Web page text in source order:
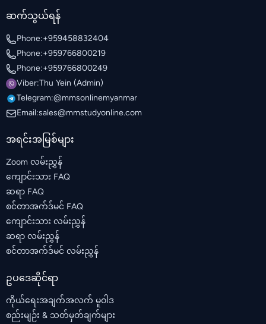
ဆက်သွယ်ရန်
Phone:+959458832404
Phone:+959766800219
Phone:+959766800249
Viber:Thu Yein (Admin)
Telegram:@mmsonlinemyanmar
Email:sales@mmstudyonline.com
အရင်းအမြစ်များ
Zoom လမ်းညွှန်
ကျောင်းသား FAQ
ဆရာ FAQ
စင်တာအက်ဒ်မင် FAQ
ကျောင်းသား လမ်းညွှန်
ဆရာ လမ်းညွှန်
စင်တာအက်ဒ်မင် လမ်းညွှန်
ဥပဒေဆိုင်ရာ
ကိုယ်ရေးအချက်အလက် မူဝါဒ
စည်းမျဉ်း & သတ်မှတ်ချက်များ